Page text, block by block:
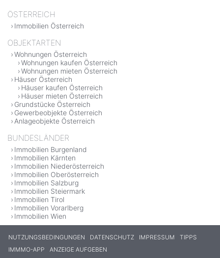
ÖSTERREICH
Immobilien Österreich
OBJEKTARTEN
Wohnungen Österreich
Wohnungen kaufen Österreich
Wohnungen mieten Österreich
Häuser Österreich
Häuser kaufen Österreich
Häuser mieten Österreich
Grundstücke Österreich
Gewerbeobjekte Österreich
Anlageobjekte Österreich
BUNDESLÄNDER
Immobilien Burgenland
Immobilien Kärnten
Immobilien Niederösterreich
Immobilien Oberösterreich
Immobilien Salzburg
Immobilien Steiermark
Immobilien Tirol
Immobilien Vorarlberg
Immobilien Wien
NUTZUNGSBEDINGUNGEN DATENSCHUTZ IMPRESSUM
TIPPS
IMMMO-APP
ANZEIGE AUFGEBEN